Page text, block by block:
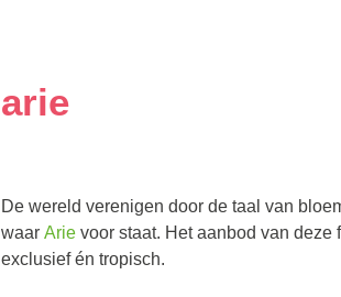
arie
De wereld verenigen door de taal van
waar Arie voor staat. Het aanbod van deze
exclusief én tropisch.